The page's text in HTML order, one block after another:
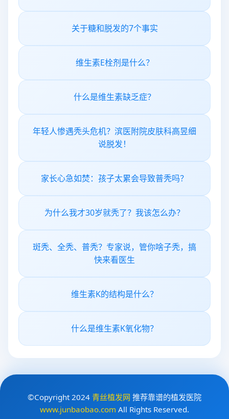
关于糖和脱发的7个事实
维生素E栓剂是什么？
什么是维生素缺乏症？
年轻人惨遇秃头危机？滨医附院皮肤科高昱细
说脱发！
家长心急如焚：孩子太累会导致普秃吗？
为什么我才30岁就秃了？我该怎么办？
斑秃、全秃、普秃？专家说，管你啥子秃，搞
快来看医生
维生素K的结构是什么？
什么是维生素K氧化物？
©Copyright 2024 青丝植发网 推荐靠谱的植发医院
www.junbaobao.com All Rights Reserved.